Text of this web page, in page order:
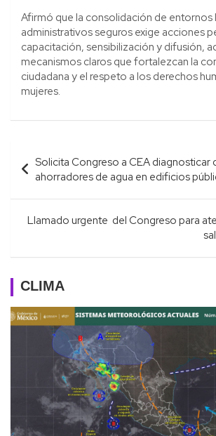
Afirmó que la consolidación de entornos
administrativos seguros exige acciones
capacitación, sensibilización y difusión,
mecanismos claros que fortalezcan la
ciudadana y el respeto a los derechos
mujeres.
Navegación
de
entradas
Solicita Congreso a CEA diagnosticar
ahorradores de agua en edificios
Llamado urgente del Congreso para
CLIMA